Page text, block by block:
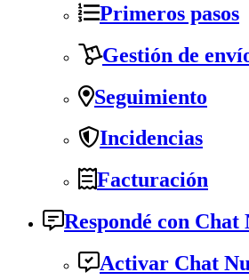
Primeros pasos
Gestión de
Seguimiento
Incidencias
Facturación
Respondé con Chat
Activar Chat